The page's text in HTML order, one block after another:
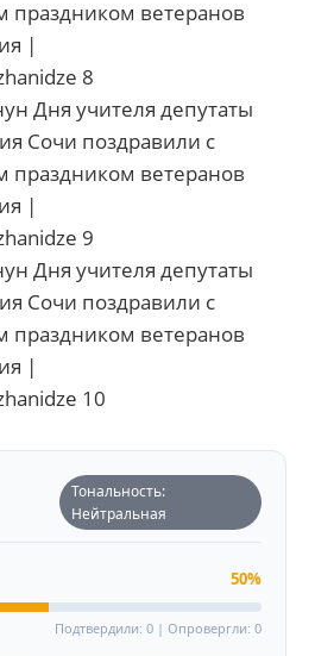
Тональность:
Нейтральная
50%
Подтвердили: 0 | Опровергли: 0